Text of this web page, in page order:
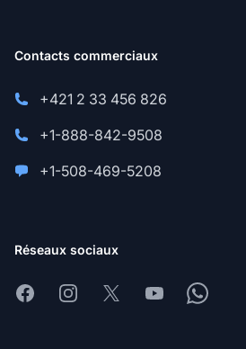
Contacts commerciaux
+421 2 33 456 826
+1-888-842-9508
+1-508-469-5208
Réseaux sociaux
FacebookInstagram
X YoutubeWhatsapp